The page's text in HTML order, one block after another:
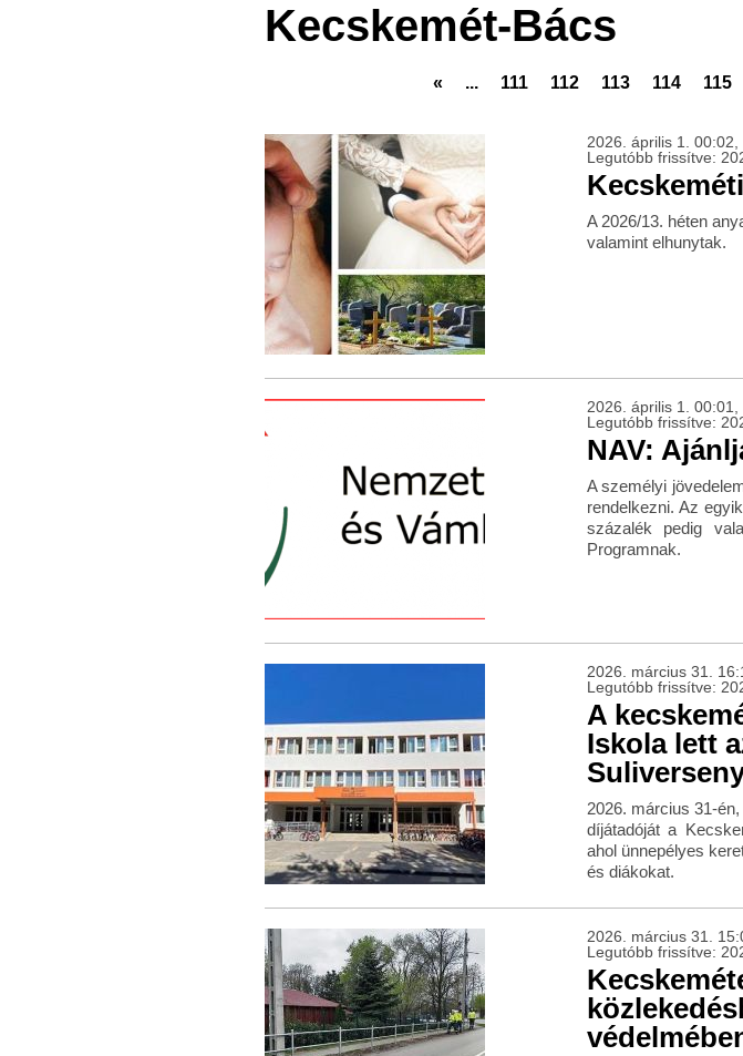
Kecskemét-Bács
« ... 111 112 113 114 115
2026. április 1. 00:02,
Legutóbb frissítve:
A 2026/13. héten
valamint elhunytak.
2026. április 1. 00:01,
Legutóbb frissítve:
NAV:
A személyi
rendelkezni. Az
százalék pedig
Programnak.
2026. március 31.
Legutóbb frissítve:
A
Iskola lett
2026. március 31-
díjátadóját a
ahol ünnepélyes
és diákokat.
2026. március 31.
Legutóbb frissítve: